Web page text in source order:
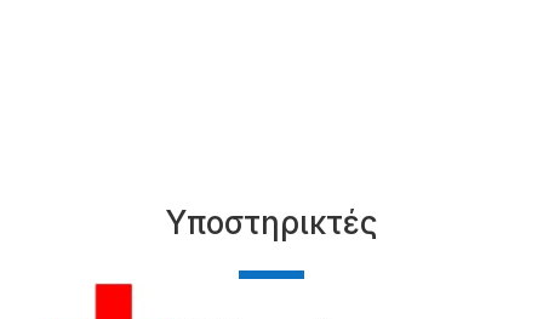
Υποστηρικτές